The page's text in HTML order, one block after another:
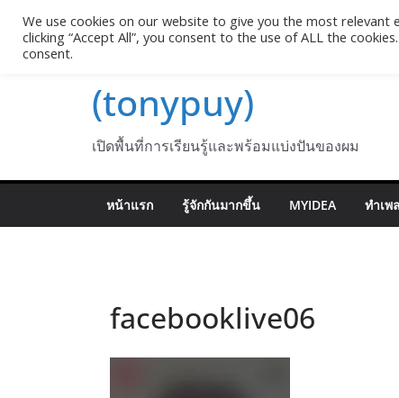
content
Pasakon Puypong
(tonypuy)
เปิดพื้นที่การเรียนรู้และพร้อมแบ่งปันของผม
หน้าแรก รู้จักกันมากขึ้น MYIDEA ทำเพ
facebooklive06
We use cookies on our website to give you the most
clicking “Accept All”, you consent to the use of ALL the
consent.